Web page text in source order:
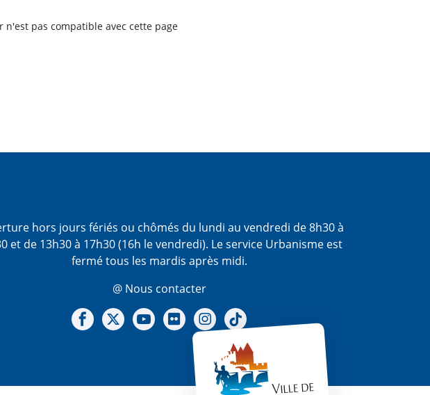
pas compatible avec cette page
hors jours fériés ou chômés du lundi au vendredi de 8h30 à
et de 13h30 à 17h30 (16h le vendredi). Le service Urbanisme est
fermé tous les mardis après midi.
@ Nous contacter
Notre Facebook
Notre X - (twitter)
Notre chaine Youtube
Notre Gallerie sur Flickr
Notre Instagram